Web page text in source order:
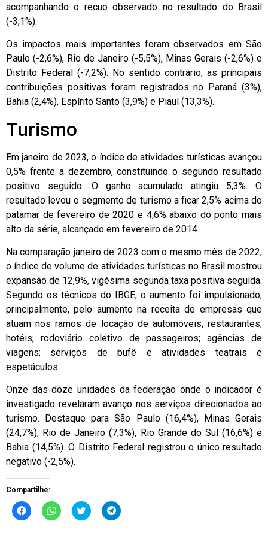
acompanhando o recuo observado no resultado do Brasil
(-3,1%).
Os impactos mais importantes foram observados em São
Paulo (-2,6%), Rio de Janeiro (-5,5%), Minas Gerais (-2,6%) e
Distrito Federal (-7,2%). No sentido contrário, as principais
contribuições positivas foram registrados no Paraná (3%),
Bahia (2,4%), Espírito Santo (3,9%) e Piauí (13,3%).
Turismo
Em janeiro de 2023, o índice de atividades turísticas avançou
0,5% frente a dezembro, constituindo o segundo resultado
positivo seguido. O ganho acumulado atingiu 5,3%. O
resultado levou o segmento de turismo a ficar 2,5% acima do
patamar de fevereiro de 2020 e 4,6% abaixo do ponto mais
alto da série, alcançado em fevereiro de 2014.
Na comparação janeiro de 2023 com o mesmo mês de 2022,
o índice de volume de atividades turísticas no Brasil mostrou
expansão de 12,9%, vigésima segunda taxa positiva seguida.
Segundo os técnicos do IBGE, o aumento foi impulsionado,
principalmente, pelo aumento na receita de empresas que
atuam nos ramos de locação de automóveis; restaurantes;
hotéis; rodoviário coletivo de passageiros; agências de
viagens; serviços de bufê e atividades teatrais e
espetáculos.
Onze das doze unidades da federação onde o indicador é
investigado revelaram avanço nos serviços direcionados ao
turismo. Destaque para São Paulo (16,4%), Minas Gerais
(24,7%), Rio de Janeiro (7,3%), Rio Grande do Sul (16,6%) e
Bahia (14,5%). O Distrito Federal registrou o único resultado
negativo (-2,5%).
Compartilhe:
Clique
para
Clique
para
Clique
para
Clique
para